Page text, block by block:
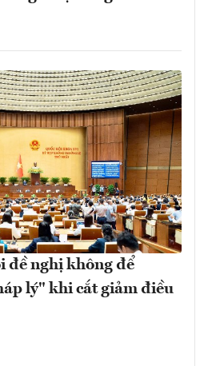
đề nghị không để
lý" khi cắt giảm điều